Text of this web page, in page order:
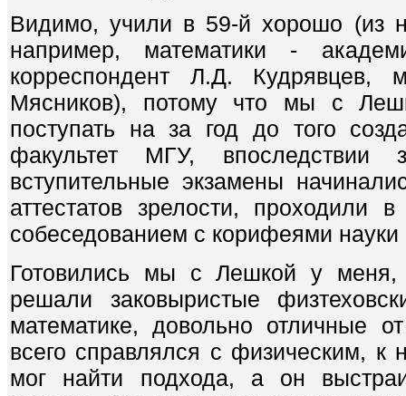
Видимо, учили в 59-й хорошо (из
например, математики -
корреспондент Л.Д.
Мясников), потому что мы с
поступать на за год до того
факультет МГУ, впоследствии
вступительные экзамены
аттестатов зрелости, проходили
собеседованием с корифеями науки
Готовились мы с Лешкой у меня,
решали заковыристые
математике, довольно отличные
всего справлялся с физическим, к
мог найти подхода, а он